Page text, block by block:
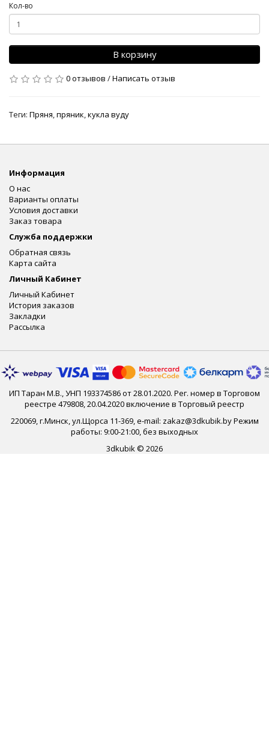
Кол-во
В корзину
0 отзывов /Написать отзыв
Теги: Пряня пряник кукла вуду
Информация
О нас
Варианты оплаты
Условия доставки
Заказ товара
Служба поддержки
Обратная связь
Карта сайта
Личный Кабинет
Личный Кабинет
История заказов
Закладки
Рассылка
ИП Таран М.В., УНП 193374586 от 28.01.2020. Рег. номер в Торговом
реестре 479808, 20.04.2020 включение в Торговый реестр
220069, г.Минск, ул.Щорса 11-369, e-mail: zakaz@3dkubik.by Режим
работы: 9:00-21:00, без выходных
3dkubik © 2026